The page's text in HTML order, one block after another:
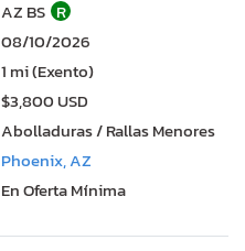
AZ BS R
08/10/2026
1 mi (Exento)
$3,800 USD
Abolladuras / Rallas Menores
Phoenix, AZ
En Oferta Mínima